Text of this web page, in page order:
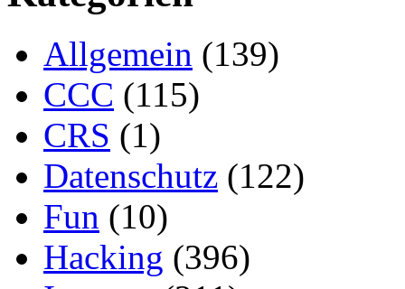
Allgemein (139)
CCC (115)
CRS (1)
Datenschutz (122)
Fun (10)
Hacking (396)